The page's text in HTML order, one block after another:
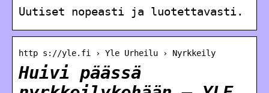
Uutiset nopeasti ja luotettavasti.
http s://yle.fi › Yle Urheilu › Nyrkkeily
Huivi päässä